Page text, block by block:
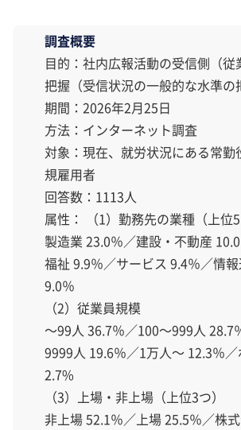
調査概要
目的：社内広報活動の受信側（従
把握（受信状況の一般的な水準の
期間：2026年2月25日
方法：インターネット調査
対象：現在、就労状況にある常勤
規雇用者
回答数：1113人
属性： （1）勤務先の業種（上位5
製造業 23.0％／建設・不動産
福祉 9.9％／サービス 9.4％／情
9.0％
（2）従業員規模
～99人 36.7％／100～999人 28.7
9999人 19.6％／1万人～ 12.3％
2.7%
（3）上場・非上場（上位3つ）
非上場 52.1％／上場 25.5％／株